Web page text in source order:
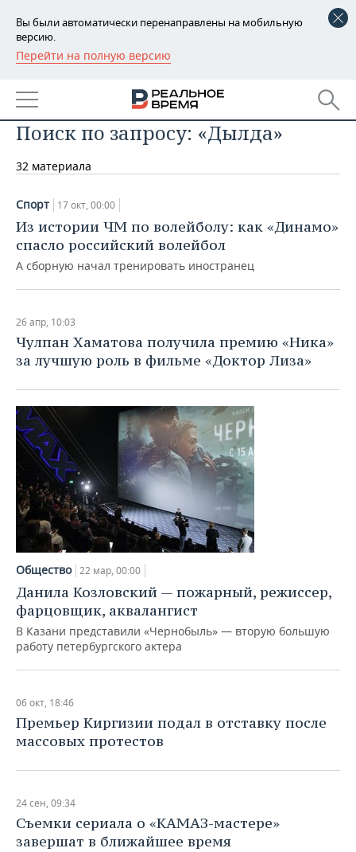
Вы были автоматически перенаправлены на мобильную
версию.
Перейти на полную версию
РЕГИОНЫ
БАШКОРТОСТАН
ТАТАРСТАН
УДМУРТИЯ
НОВОСТИ
АНАЛИТИКА
НОВОСТИ АНАЛИТИКИ
ДЕКЛАРАЦИИ О ДОХОДАХ
КОРОЛИ ГОСЗАКАЗА ПФО
ВУЗЫ ТАТАРСТАНА
ТОРГОВЫЕ ЦЕНТРЫ
ТАТАРСТАНА
ЭКОНОМИКА
НОВОСТИ ЭКОНОМИКИ
ФИНАНСЫ
БАНКИ
ИНВЕСТИЦИИ
ПРОМЫШЛЕННОСТЬ
НОВОСТИ
ПРОМЫШЛЕННОСТИ
АГРОПРОМ
МАШИНОСТРОЕНИЕ
НЕФТЕХИМИЯ
ОПК
ЭНЕРГЕТИКА
НЕДВИЖИМОСТЬ
НОВОСТИ НЕДВИЖИМОСТИ
АВТО
НОВОСТИ БИЗНЕСА
РОЗНИЧНАЯ ТОРГОВЛЯ
ТРАНСПОРТ
УСЛУГИ
ТЕХНОЛОГИИ
НОВОСТИ ТЕХНОЛОГИЙ
IT
МЕДИА
ТЕЛЕКОММУНИКАЦИИ
МЕРОПРИЯТИЯ
НОВОСТИ МЕРОПРИЯТИЙ
ВЫЕЗДНАЯ РЕДАКЦИЯ
БИЗНЕС-БРАНЧИ
ONLINE-КОНФЕРЕНЦИИ
ОТКРЫТАЯ ЛЕКЦИЯ
СПОРТ
НОВОСТИ СПОРТА
ФУТБОЛ
ХОККЕЙ
БАСКЕТБОЛ
ВОЛЕЙБОЛ
КИБЕРСПОРТ
ВОДНЫЕ ВИДЫ СПОРТА
ХОККЕЙ С МЯЧОМ
ОБЩЕСТВО
НОВОСТИ ОБЩЕСТВА
ВЛАСТЬ
ИНФРАСТРУКТУРА
ИСТОРИЯ
КУЛЬТУРА
ОБРАЗОВАНИЕ
ПРОИСШЕСТВИЯ
ФОТОГАЛЕРЕЯ
СЮЖЕТЫ
СПРАВОЧНИК
СПИСОК ПЕРСОН
СПИСОК КОМПАНИЙ
ПОЛНАЯ ВЕРСИЯ
Поиск по запросу: «Дылда»
32 материала
Спорт 17 окт, 00:00
Из истории ЧМ по волейболу: как «Динамо»
спасло российский волейбол
А сборную начал тренировать иностранец
26 апр, 10:03
Чулпан Хаматова получила премию «Ника»
за лучшую роль в фильме «Доктор Лиза»
Общество 22 мар, 00:00
Данила Козловский — пожарный, режиссер,
фарцовщик, аквалангист
В Казани представили «Чернобыль» — вторую большую
работу петербургского актера
06 окт, 18:46
Премьер Киргизии подал в отставку после
массовых протестов
24 сен, 09:34
Съемки сериала о «КАМАЗ-мастере»
завершат в ближайшее время